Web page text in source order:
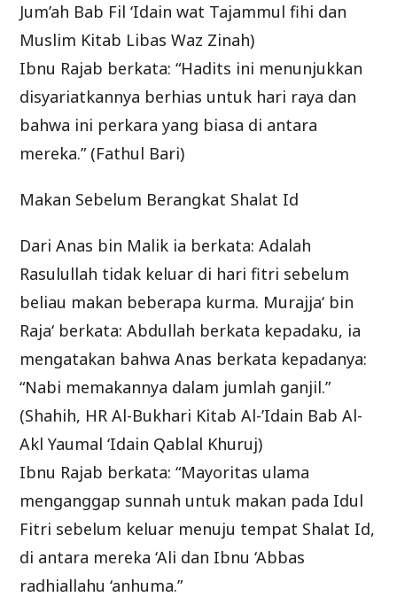
Jum’ah Bab Fil ‘Idain wat Tajammul fihi dan
Muslim Kitab Libas Waz Zinah)
Ibnu Rajab berkata: “Hadits ini menunjukkan
disyariatkannya berhias untuk hari raya dan
bahwa ini perkara yang biasa di antara
mereka.” (Fathul Bari)
Makan Sebelum Berangkat Shalat Id
Dari Anas bin Malik ia berkata: Adalah
Rasulullah tidak keluar di hari fitri sebelum
beliau makan beberapa kurma. Murajja‘ bin
Raja‘ berkata: Abdullah berkata kepadaku, ia
mengatakan bahwa Anas berkata kepadanya:
“Nabi memakannya dalam jumlah ganjil.”
(Shahih, HR Al-Bukhari Kitab Al-’Idain Bab Al-
Akl Yaumal ‘Idain Qablal Khuruj)
Ibnu Rajab berkata: “Mayoritas ulama
menganggap sunnah untuk makan pada Idul
Fitri sebelum keluar menuju tempat Shalat Id,
di antara mereka ‘Ali dan Ibnu ‘Abbas
radhiallahu ‘anhuma.”